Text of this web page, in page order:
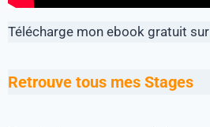
Télécharge mon ebook gratuit
Retrouve tous mes Stages